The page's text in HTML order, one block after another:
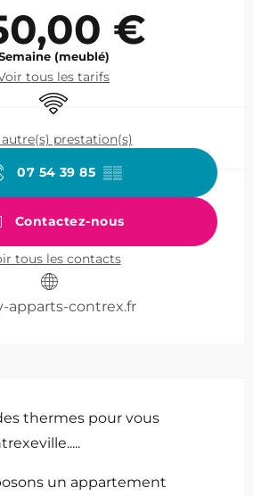
€
(meublé)
tous les tarifs
WiFi
autre(s) prestation(s)
07 54 39 85▒▒
Contactez-nous
tous les contacts
apparts-contrex.fr
thermes pour vous
un appartement